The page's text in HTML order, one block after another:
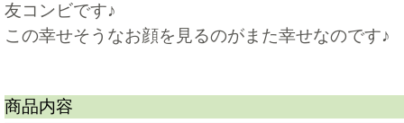
友コンビです♪
この幸せそうなお顔を見るのがまた幸せなのです♪
商品内容